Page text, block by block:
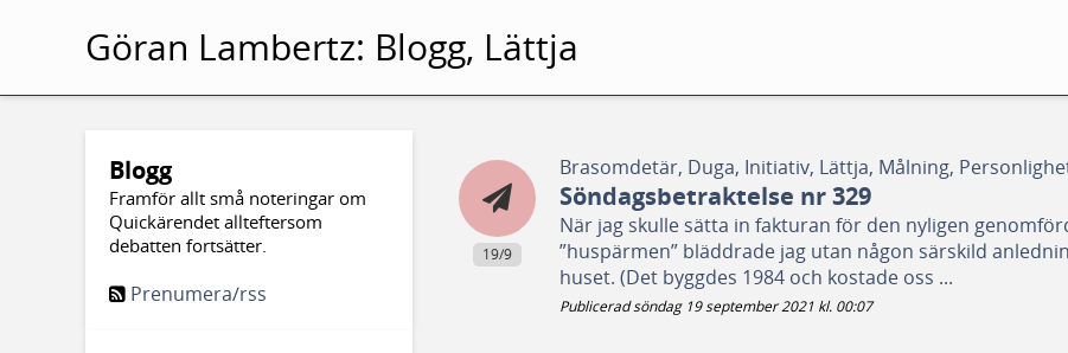
Blogg
Framför allt små noteringar om
Quickärendet allteftersom
debatten fortsätter.
Prenumera/rss
19/9
Brasomdetär, Duga, Initiativ, Lättja, Målning,
Söndagsbetraktelse nr 329
När jag skulle sätta in fakturan för den nyligen
”huspärmen” bläddrade jag utan någon särskild
huset. (Det byggdes 1984 och kostade oss ...
Publicerad söndag 19 september 2021 kl. 00:07
Göran Lambertz: Blogg, Lättja